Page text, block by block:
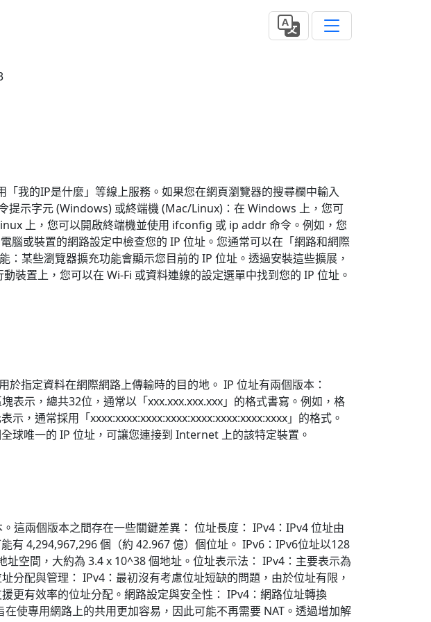
我的IP是什麼」等線上服務。如果您在網頁瀏覽器的搜尋欄中輸入
提示字元 (Windows) 或終端機 (Mac/Linux)：在 Windows 上，您可
上，您可以開啟終端機並使用 ifconfig 或 ip addr 命令。例如，您
或裝置的網路設定中檢查您的 IP 位址。您通常可以在「網路和網際
某些瀏覽器擴充功能會顯示您目前的 IP 位址。透過安裝這些擴展，
裝置上，您可以在 Wi-Fi 或資料連線的設定選單中找到您的 IP 位址。
指定資料在網際網路上傳輸時的目的地。 IP 位址有兩個版本：
表示，總共32位，通常以「xxx.xxx.xxx.xxx」的格式書寫。例如，格
示，通常採用「xxxx:xxxx:xxxx:xxxx:xxxx:xxxx:xxxx:xxxx」的格式。
球唯一的 IP 位址，可讓您連接到 Internet 上的該特定裝置。
這兩個版本之間存在一些關鍵差異： 位址長度： IPv4：IPv4 位址由
有 4,294,967,296 個（約 42.967 億）個位址。 IPv6：IPv6位址以128
空間，大約為 3.4 x 10^38 個地址。位址表示法： IPv4：主要表示為
分配與管理： IPv4：最初沒有考慮位址短缺的問題，由於位址有限，
更有效率的位址分配。網路設定與安全性： IPv4：網路位址轉換
使專用網路上的共用更加容易，因此可能不再需要 NAT。透過增加解